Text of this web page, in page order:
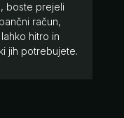
boste prejeli
račun,
hitro in
jih potrebujete.